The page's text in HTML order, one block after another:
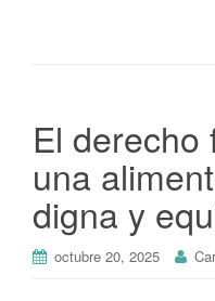
El derecho
una
digna y
octubre 20, 2025